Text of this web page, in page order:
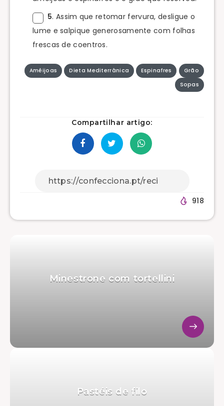
5. Assim que retomar fervura, desligue o
lume e salpique generosamente com folhas
frescas de coentros.
Amêijoas Dieta Mediterrânica Espinafres
Grão
Sopas
Compartilhar artigo:
918
Minestrone com tortellini
Pastéis de filo